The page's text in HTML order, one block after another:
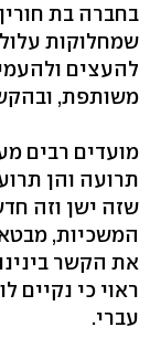
בחברה בת
שמחלוקות
להעצים
משותפת,
מועדים רבים
תרועה והן
שזה ישן וזה
המשכיות,
את הקשר בינינו
ראוי כי נקיים
עברי.